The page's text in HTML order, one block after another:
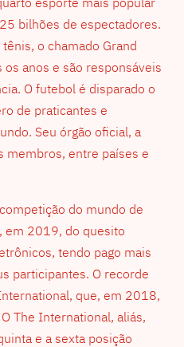
bilhões de espectadores.
o chamado Grand
anos e são responsáveis
O futebol é disparado o
de praticantes e
Seu órgão oficial, a
membros, entre países e
do mundo de
em 2019, do quesito
tendo pago mais
participantes. O recorde
que, em 2018,
The International, aliás,
e a sexta posição